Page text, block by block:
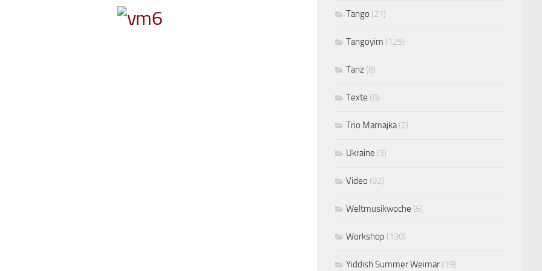
Tango (21)
Tangoyim (125)
Tanz (8)
Texte (8)
Trio Mamajka(2)
Ukraine (3)
Video (92)
Weltmusikwoche (5)
Workshop (130)
Yiddish Summer Weimar (19)